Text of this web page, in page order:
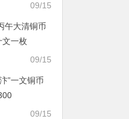
09/15
午大清铜币
文一枚
09/15
”一文铜币
09/15